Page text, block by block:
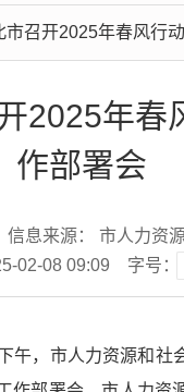
市召开2025年春风行
2025年春
作部署会
信息来源： 市人力资
02-08 09:09
字号：
午，市人力资源和社